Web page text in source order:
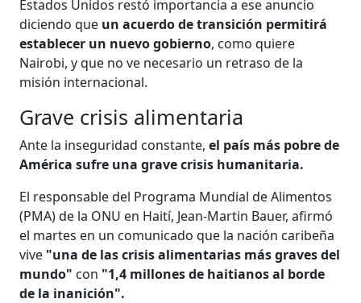
Estados Unidos restó importancia a ese anuncio
diciendo que un acuerdo de transición permitirá
establecer un nuevo gobierno, como quiere
Nairobi, y que no ve necesario un retraso de la
misión internacional.
Grave crisis alimentaria
Ante la inseguridad constante,el país más pobre de
América sufre una grave crisis humanitaria.
El responsable del Programa Mundial de Alimentos
(PMA) de la ONU en Haití, Jean-Martin Bauer, afirmó
el martes en un comunicado que la nación caribeña
vive "una de las crisis alimentarias más graves del
mundo" con "1,4 millones de haitianos al borde
de la inanición".